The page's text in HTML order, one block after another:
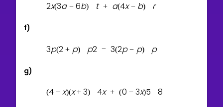
2x(3a − 6b) t + a(4x − b) r
f)
3p(2 + p) p2 − 3(2p − p) p
g)
(4 − x)(x + 3) 4x + (0 − 3x)5 8